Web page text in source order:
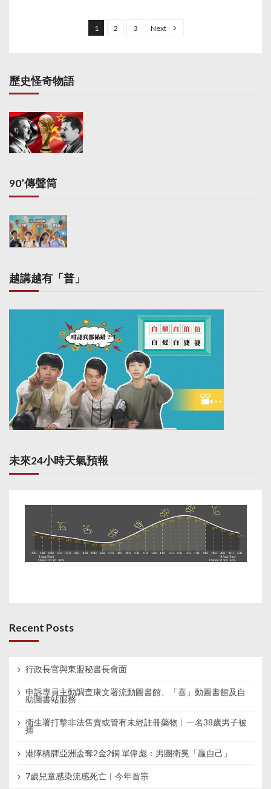
s
p
a
g
i
a
t
i
o
n
1 2 3 Next
歷史怪奇物語
90’傳聲筒
越講越有「普」
未來24小時天氣預報
Recent Posts
行政長官與東盟秘書長會面
申訴專員主動調查康文署流動圖書館、「喜」動圖書館及自
助圖書站服務
衞生署打擊非法售賣或管有未經註冊藥物︱一名38歲男子被
捕
港隊橋牌亞洲盃奪2金2銅 單偉彪：男團衛冕「贏自己」
7歲兒童感染流感死亡︱今年首宗